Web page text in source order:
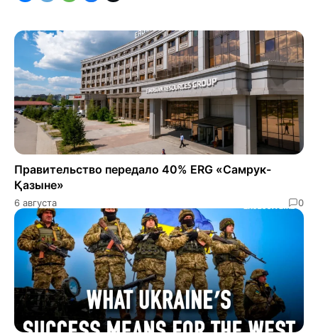
Правительство передало 40% ERG «Самрук-
Қазыне»
6 августа 0